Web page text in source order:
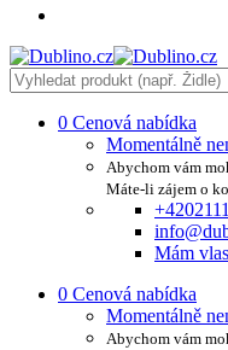
0 Cenová nabídka
Momentálně
Abychom vám
Máte-li zájem o
Mám
0 Cenová nabídka
Momentálně
Abychom vám